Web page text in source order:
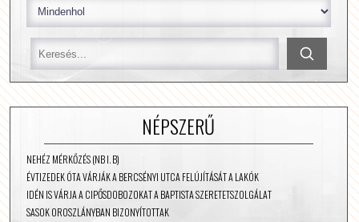
NÉPSZERŰ
NEHÉZ MÉRKŐZÉS (NB I. B)
ÉVTIZEDEK ÓTA VÁRJÁK A BERCSÉNYI UTCA FELÚJÍTÁSÁT A LAKÓK
IDÉN IS VÁRJA A CIPŐSDOBOZOKAT A BAPTISTA SZERETETSZOLGÁLAT
SASOK OROSZLÁNYBAN BIZONYÍTOTTAK